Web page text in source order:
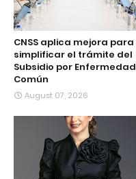
CNSS aplica mejora para
simplificar el trámite del
Subsidio por Enfermedad
Común
August 07, 2026